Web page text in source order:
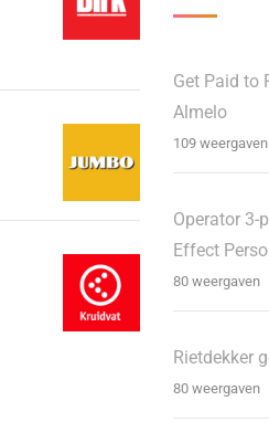
Get Paid to
Almelo
109 weergaven
Operator 3-
Effect
80 weergaven
Rietdekker
80 weergaven